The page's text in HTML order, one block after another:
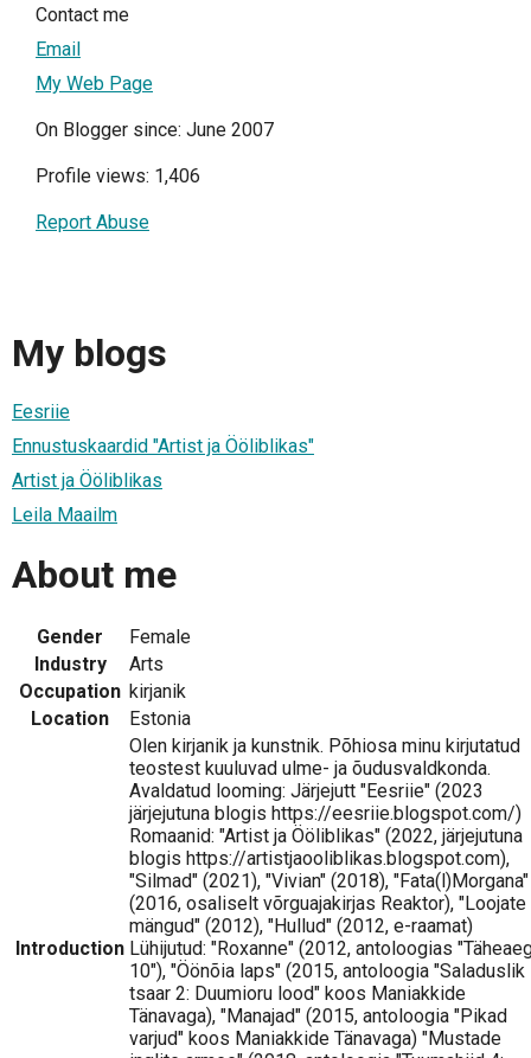
Contact me
Email
My Web Page
On Blogger since: June 2007
Profile views: 1,406
Report Abuse
My blogs
Eesriie
Ennustuskaardid "Artist ja Ööliblikas"
Artist ja Ööliblikas
Leila Maailm
About me
Gender
Female
Industry
Arts
Occupation kirjanik
Location
Estonia
Introduction
Olen kirjanik ja kunstnik. Põhiosa minu kirjutatud
teostest kuuluvad ulme- ja õudusvaldkonda.
Avaldatud looming: Järjejutt "Eesriie" (2023
järjejutuna blogis https://eesriie.blogspot.com/)
Romaanid: "Artist ja Ööliblikas" (2022, järjejutuna
blogis https://artistjaooliblikas.blogspot.com),
"Silmad" (2021), "Vivian" (2018), "Fata(l)Morgana"
(2016, osaliselt võrguajakirjas Reaktor), "Loojate
mängud" (2012), "Hullud" (2012, e-raamat)
Lühijutud: "Roxanne" (2012, antoloogias
10"), "Öönõia laps" (2015, antoloogia "Saladuslik
tsaar 2: Duumioru lood" koos Maniakkide
Tänavaga), "Manajad" (2015, antoloogia "Pikad
varjud" koos Maniakkide Tänavaga) "Mustade